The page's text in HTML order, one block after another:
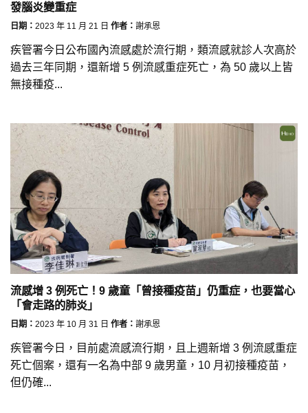
發腦炎變重症
日期： 2023 年 11 月 21 日 作者： 謝承恩
疾管署今日公布國內流感處於流行期，類流感就診人次高於
過去三年同期，還新增 5 例流感重症死亡，為 50 歲以上皆
無接種疫...
流感增 3 例死亡！9 歲童「曾接種疫苗」仍重症，也要當心
「會走路的肺炎」
日期： 2023 年 10 月 31 日 作者： 謝承恩
疾管署今日，目前處流感流行期，且上週新增 3 例流感重症
死亡個案，還有一名為中部 9 歲男童，10 月初接種疫苗，
但仍確...